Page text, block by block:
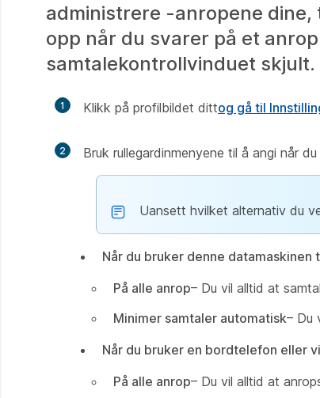
administrere -anropene
opp når du svarer på et
samtalekontrollvinduet skjult.
1 Klikk på profilbildet dittog gå til
2 Bruk rullegardinmenyene til å angi når
Uansett hvilket alternativ du
Når du bruker denne datamaskinen
På alle anrop– Du vil alltid at
Minimer samtaler automatisk– Du
Når du bruker en bordtelefon eller
På alle anrop– Du vil alltid at